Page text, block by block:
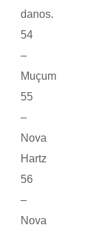
danos.
54
–
Muçum
55
–
Nova
Hartz
56
–
Nova